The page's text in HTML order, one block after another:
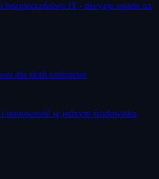
bezpieczeństwo IT - decyzje oparte na
dla skali enterprise
rentowność w jednym środowisku